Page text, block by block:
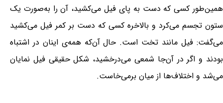
همین‌طور کسی که دست به پای فیل می‌کشید، آن را به‌صورت یک
ستون تجسم می‌کرد و بالاخره کسی که دست بر کمر فیل می‌کشید
می‌گفت: فیل مانند تخت است. حال آن‌که همه‌ی اینان در اشتباه
بودند و اگر در آن‌جا شمعی می‌درخشید، شکل حقیقی فیل نمایان
می‌شد و اختلاف‌ها از میان برمی‌خاست.